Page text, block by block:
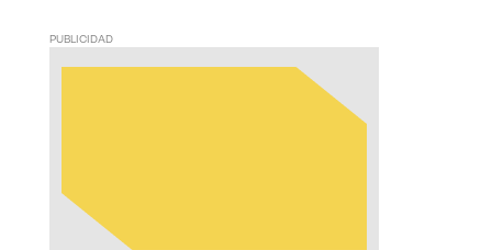
PUBLICIDAD